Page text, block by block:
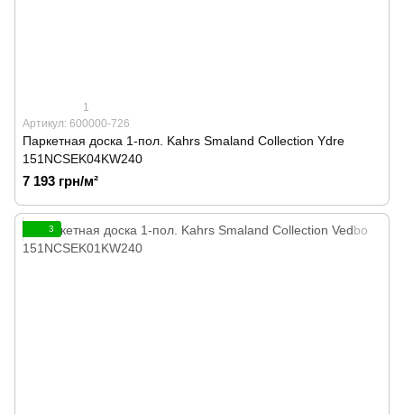
1
Артикул: 600000-726
Паркетная доска 1-пол. Kahrs Smaland Collection Ydre
151NCSEK04KW240
7 193 грн/м²
3